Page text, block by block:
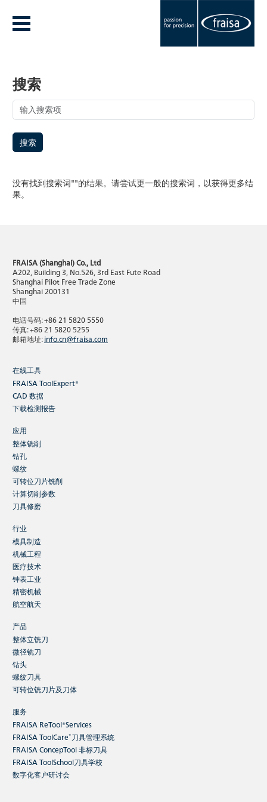
搜索
搜索
没有找到搜索词""的结果。请尝试更一般的搜索词，以获得更多结
果。
FRAISA (Shanghai) Co., Ltd
A202, Building 3, No.526, 3rd East Fute Road
Shanghai Pilot Free Trade Zone
Shanghai 200131
中国
电话号码: +86 21 5820 5550
传真: +86 21 5820 5255
邮箱地址:info.cn@fraisa.com
在线工具
FRAISA ToolExpert®
CAD 数据
下载检测报告
应用
整体铣削
钻孔
螺纹
可转位刀片铣削
计算切削参数
刀具修磨
行业
模具制造
机械工程
医疗技术
钟表工业
精密机械
航空航天
产品
整体立铣刀
微径铣刀
钻头
螺纹刀具
可转位铣刀片及刀体
服务
FRAISA ReTool®Services
FRAISA ToolCare®刀具管理系统
FRAISA ConcepTool 非标刀具
FRAISA ToolSchool刀具学校
数字化客户研讨会